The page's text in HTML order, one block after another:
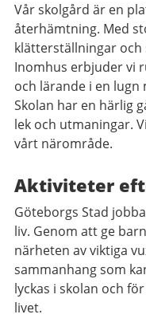
Vår skolgård är en
återhämtning. Med
klätterställningar
Inomhus erbjuder vi
och lärande i en lugn
Skolan har en härlig
lek och utmaningar.
vårt närområde.
Aktiviteter
Göteborgs Stad
liv. Genom att ge
närheten av viktiga
sammanhang som
lyckas i skolan och
livet.